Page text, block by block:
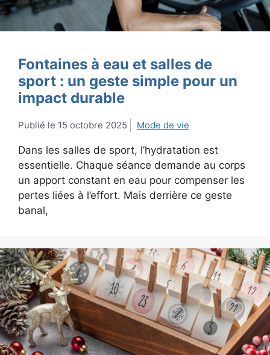
Fontaines à eau et salles de
sport : un geste simple pour un
impact durable
15 octobre 2025 Mode de vie
Dans les salles de sport, l’hydratation est
essentielle. Chaque séance demande au corps
un apport constant en eau pour compenser les
pertes liées à l’effort. Mais derrière ce geste
banal,